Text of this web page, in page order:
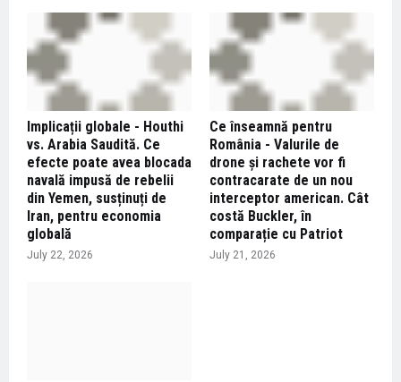
Implicații globale - Houthi
vs. Arabia Saudită. Ce
efecte poate avea blocada
navală impusă de rebelii
din Yemen, susținuți de
Iran, pentru economia
globală
July 22, 2026
Ce înseamnă pentru
România - Valurile de
drone și rachete vor fi
contracarate de un nou
interceptor american. Cât
costă Buckler, în
comparație cu Patriot
July 21, 2026